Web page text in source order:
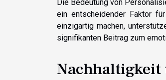
Die Bedeutung von
ein entscheidender Faktor
einzigartig machen,
signifikanten Beitrag zum
Nachhaltigkeit